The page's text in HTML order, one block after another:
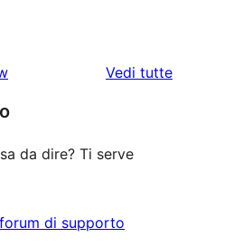
Vedi tutte
da dire? Ti serve
di supporto